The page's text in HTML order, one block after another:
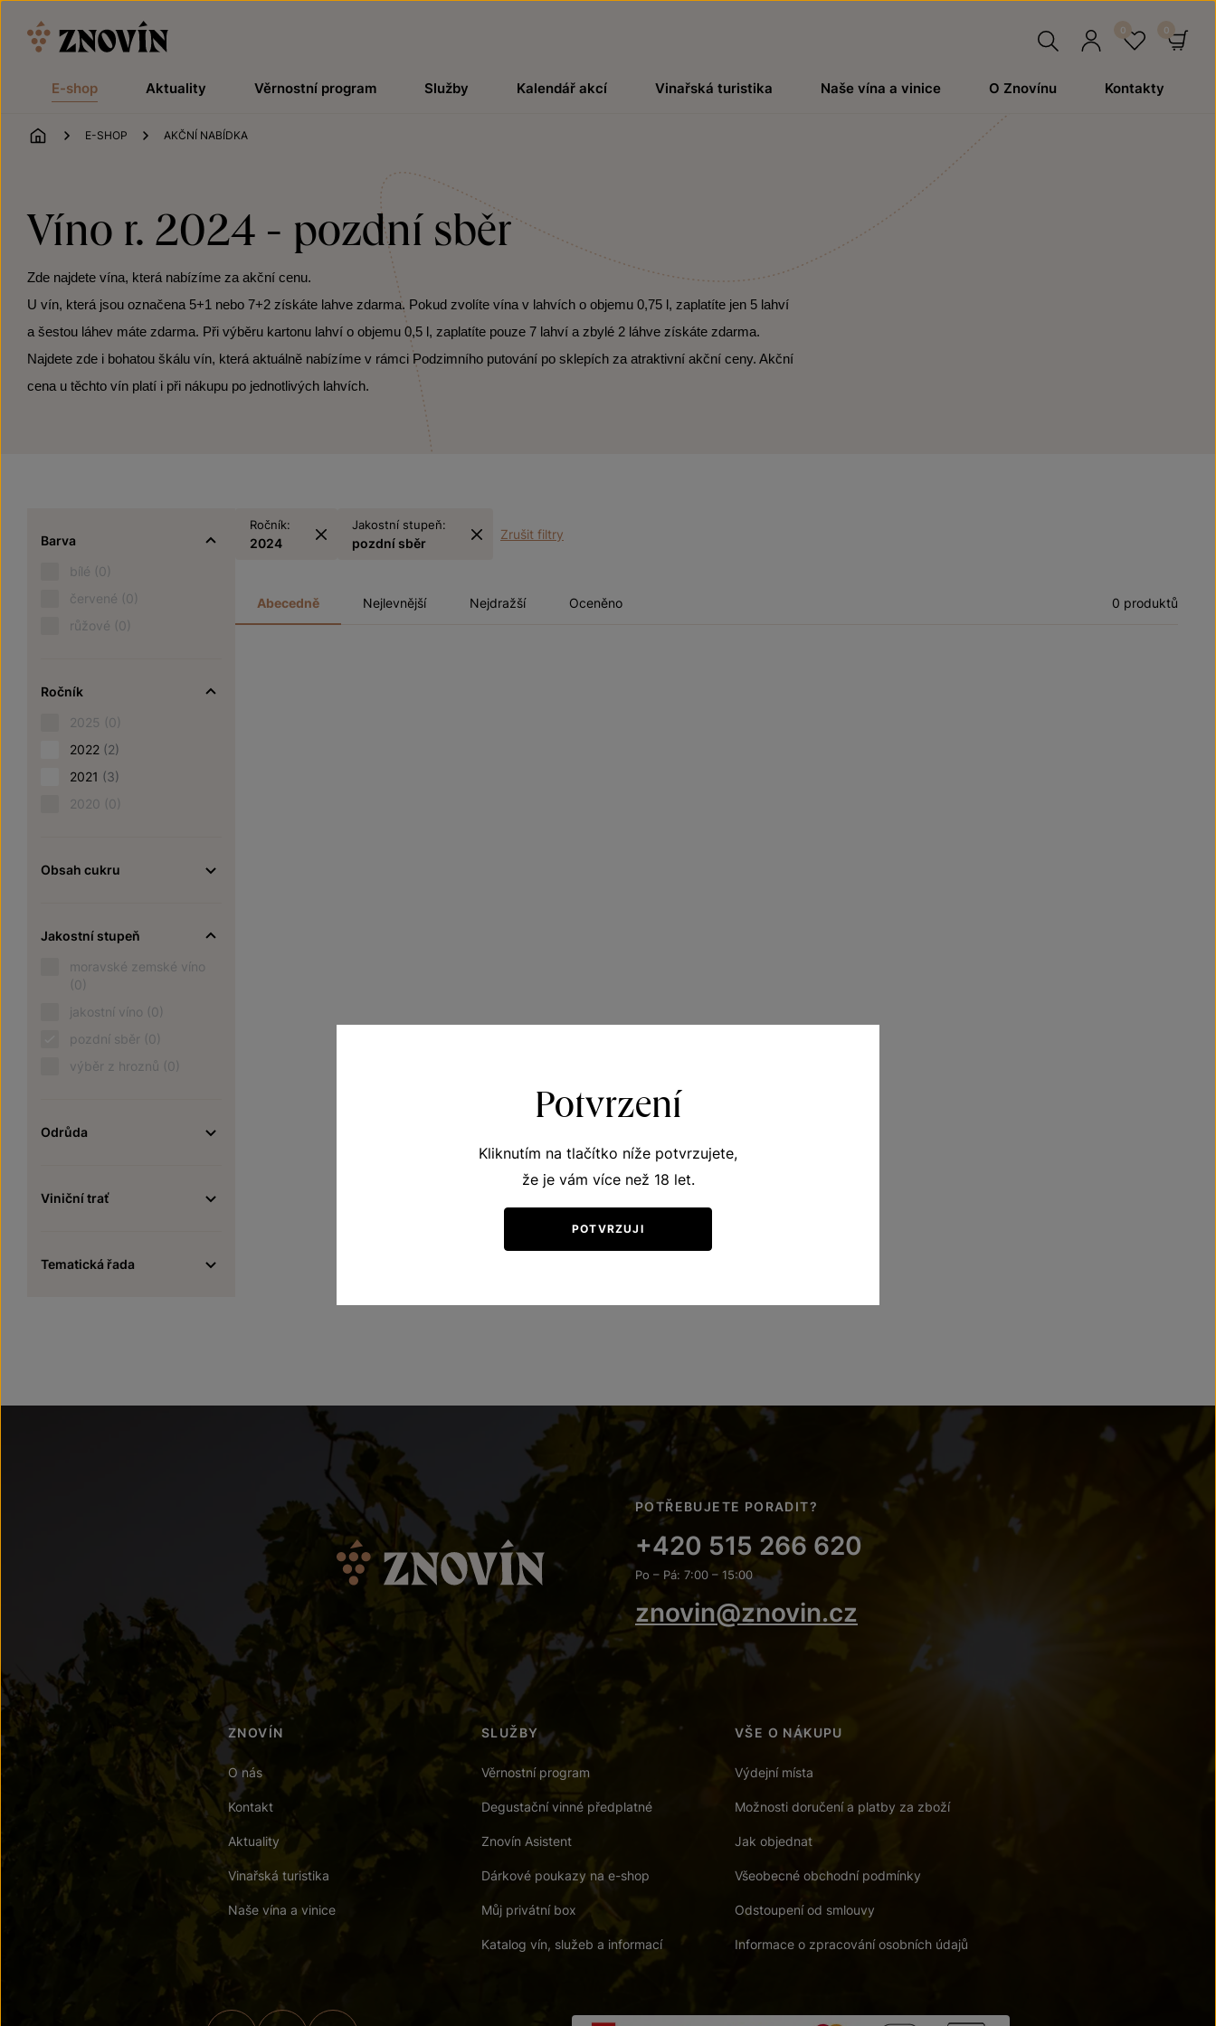
E-shop Aktuality Věrnostní program Služby Kalendář akcí Vinařská turistika Naše vína a vinice O Znovínu Kontakty
ÚVOD
E-SHOP AKČNÍ NABÍDKA
Víno r. 2024 - pozdní sběr
Zde najdete vína, která nabízíme za akční cenu.
U vín, která jsou označena 5+1 nebo 7+2 získáte lahve zdarma. Pokud zvolíte vína v lahvích o objemu 0,75 l, zaplatíte jen 5 lahví
a šestou láhev máte zdarma. Při výběru kartonu lahví o objemu 0,5 l, zaplatíte pouze 7 lahví a zbylé 2 láhve získáte zdarma.
Najdete zde i bohatou škálu vín, která aktuálně nabízíme v rámci Podzimního putování po sklepích za atraktivní akční ceny. Akční
cena u těchto vín platí i při nákupu po jednotlivých lahvích.
Barva
bílé (0)
červené (0)
růžové (0)
Ročník
2025 (0)
2022 (2)
2021 (3)
2020 (0)
Obsah cukru
Jakostní stupeň
moravské zemské víno
(0)
jakostní víno (0)
pozdní sběr (0)
výběr z hroznů (0)
Odrůda
Viniční trať
Tematická řada
Ročník:
2024
Jakostní stupeň:
pozdní sběr
Zrušit filtry
Abecedně Nejlevnější Nejdražší Oceněno 0 produktů
POTŘEBUJETE PORADIT?
+420 515 266 620
Po – Pá: 7:00 – 15:00
znovin@znovin.cz
ZNOVÍN
O nás
Kontakt
Aktuality
Vinařská turistika
Naše vína a vinice
SLUŽBY
Věrnostní program
Degustační vinné předplatné
Znovín Asistent
Dárkové poukazy na e-shop
Můj privátní box
Katalog vín, služeb a informací
VŠE O NÁKUPU
Výdejní místa
Možnosti doručení a platby za zboží
Jak objednat
Všeobecné obchodní podmínky
Odstoupení od smlouvy
Informace o zpracování osobních údajů
Potvrzení
Kliknutím na tlačítko níže potvrzujete,
že je vám více než 18 let.
POTVRZUJI